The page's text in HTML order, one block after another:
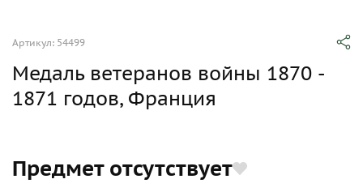
Артикул: 54499
Медаль ветеранов войны 1870 -
1871 годов, Франция
Предмет отсутствует